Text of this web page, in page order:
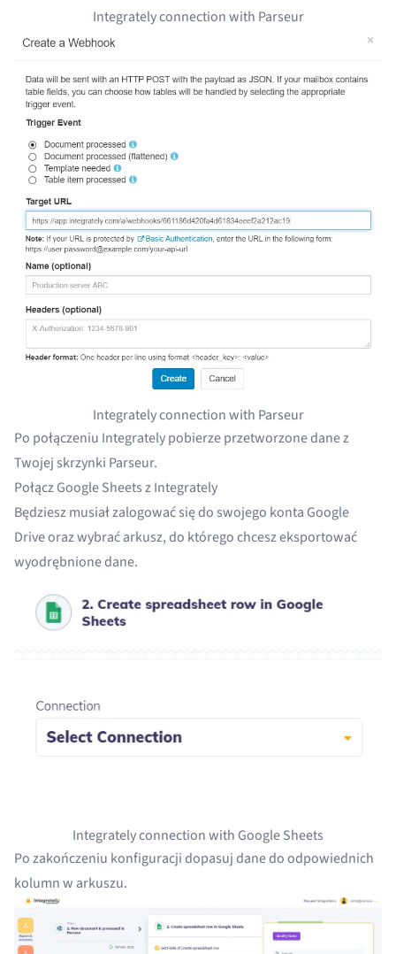
Integrately connection with Parseur
Integrately connection with Parseur
Po połączeniu Integrately pobierze przetworzone dane z
Twojej skrzynki Parseur.
Połącz Google Sheets z Integrately
Będziesz musiał zalogować się do swojego konta Google
Drive oraz wybrać arkusz, do którego chcesz eksportować
wyodrębnione dane.
Integrately connection with Google Sheets
Po zakończeniu konfiguracji dopasuj dane do odpowiednich
kolumn w arkuszu.